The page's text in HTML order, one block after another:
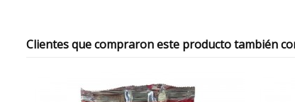
Clientes que compraron este producto también